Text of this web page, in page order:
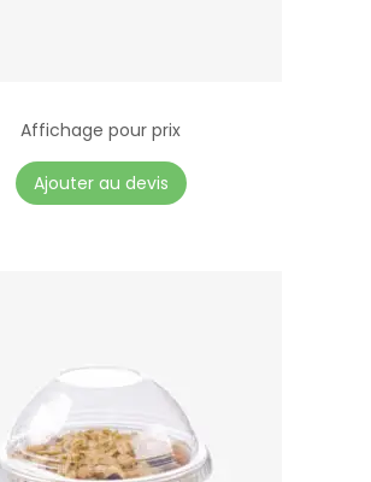
Affichage pour prix
Ajouter au devis